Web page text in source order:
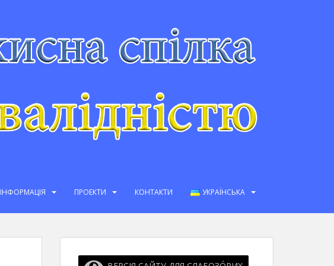
ІНФОРМАЦІЯ ПРОЕКТИ КОНТАКТИ УКРАЇНСЬКА